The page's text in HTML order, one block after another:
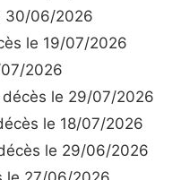
30/06/2026
le 19/07/2026
2026
le 29/07/2026
le 18/07/2026
le 29/06/2026